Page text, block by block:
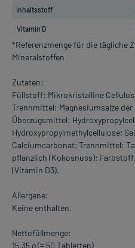
Inhaltsstoff
Vitamin D
*Referenzmenge für die tägliche
Mineralstoffen
Zutaten:
Füllstoff: Mikrokristalline
Trennmittel: Magnesiumsalze
Überzugsmittel:
Hydroxypropylmethylcellulose;
Calciumcarbonat; Trennmittel:
pflanzlich (Kokosnuss);
(Vitamin D3).
Allergene:
Keine enthalten.
Nettofüllmenge:
15,35 g (= 50 Tabletten)